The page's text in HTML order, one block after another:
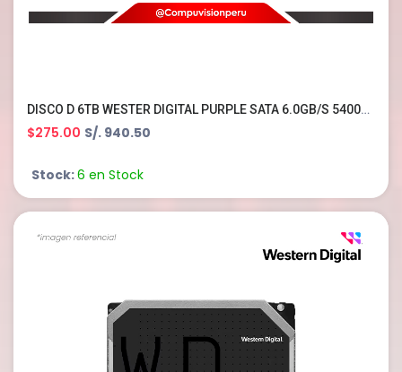
DISCO D 6TB WESTER DIGITAL PURPLE SATA 6.0GB/S 5400RPM 256MB 3.5 WD64PURZ
$275.00 S/. 940.50
Stock:6 en Stock